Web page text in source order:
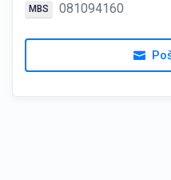
MBS 081094160